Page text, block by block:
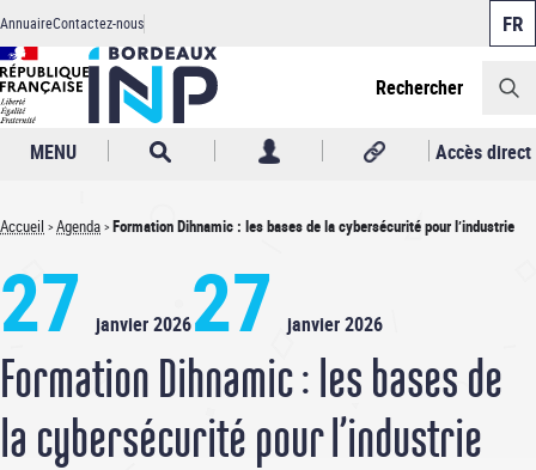
Aller
au
contenu
principal
Header
AnnuaireContactez-nous
Rechercher
MENU Accès direct
Fil
d'Ariane
Accueil Agenda Formation Dihnamic : les bases de la cybersécurité pour l’industrie
27 janvier 202627 janvier 2026
Formation Dihnamic : les bases de
la cybersécurité pour l’industrie
Panneau de gestion des cookies